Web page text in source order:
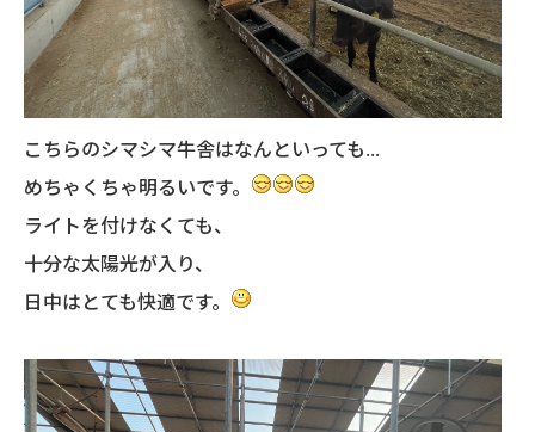
こちらのシマシマ牛舎はなんといっても...
めちゃくちゃ明るいです。
ライトを付けなくても、
十分な太陽光が入り、
日中はとても快適です。